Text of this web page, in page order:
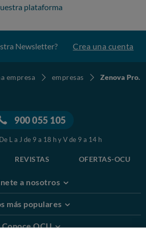
plataforma
Newsletter? Crea una cuenta
empresa empresas
Zenova Pro.
900 055 105
De L a J de 9 a 18 h y V de 9 a 14 h
REVISTAS OFERTAS-OCU
a nosotros
más populares
Conoce OCU